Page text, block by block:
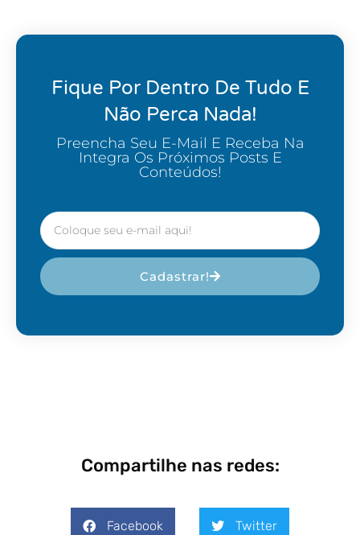
Fique Por Dentro De Tudo E
Não Perca Nada!
Preencha Seu E-Mail E Receba Na
Integra Os Próximos Posts E
Conteúdos!
Cadastrar!
Compartilhe nas redes:
Facebook Twitter